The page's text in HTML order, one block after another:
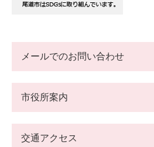
メールでのお問い合わせ
市役所案内
交通アクセス